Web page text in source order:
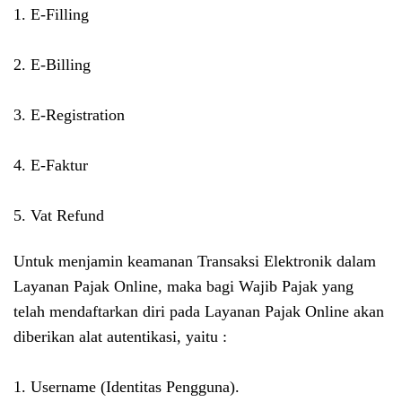
1. E-Filling
2. E-Billing
3. E-Registration
4. E-Faktur
5. Vat Refund
Untuk menjamin keamanan Transaksi Elektronik dalam
Layanan Pajak Online, maka bagi Wajib Pajak yang
telah mendaftarkan diri pada Layanan Pajak Online akan
diberikan alat autentikasi, yaitu :
1. Username (Identitas Pengguna).